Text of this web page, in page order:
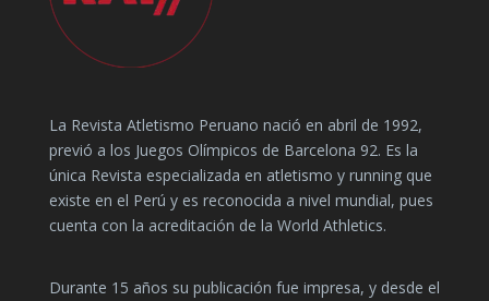
La Revista Atletismo Peruano nació en abril de 1992,
previó a los Juegos Olímpicos de Barcelona 92. Es la
única Revista especializada en atletismo y running que
existe en el Perú y es reconocida a nivel mundial, pues
cuenta con la acreditación de la World Athletics.
Durante 15 años su publicación fue impresa, y desde el